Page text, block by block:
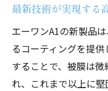
未来の常識を
未来型コー
新技術で変
最新技術が実現する
エーワンA1の新製品
るコーティングを提
することで、被膜は
れ、これまで以上に